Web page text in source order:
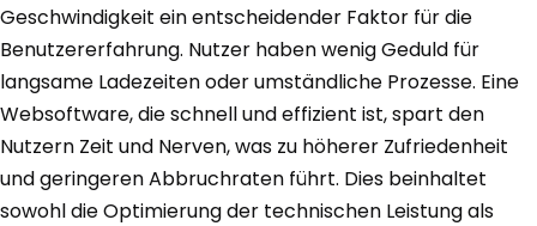
Geschwindigkeit ein entscheidender Faktor für die
Benutzererfahrung. Nutzer haben wenig Geduld für
langsame Ladezeiten oder umständliche Prozesse. Eine
Websoftware, die schnell und effizient ist, spart den
Nutzern Zeit und Nerven, was zu höherer Zufriedenheit
und geringeren Abbruchraten führt. Dies beinhaltet
sowohl die Optimierung der technischen Leistung als